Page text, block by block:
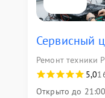
Сервисный
Ремонт техники
5,0
Открыто до 21:00